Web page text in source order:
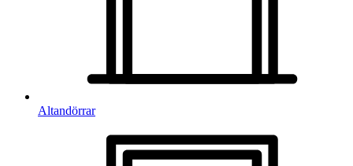
Altandörrar